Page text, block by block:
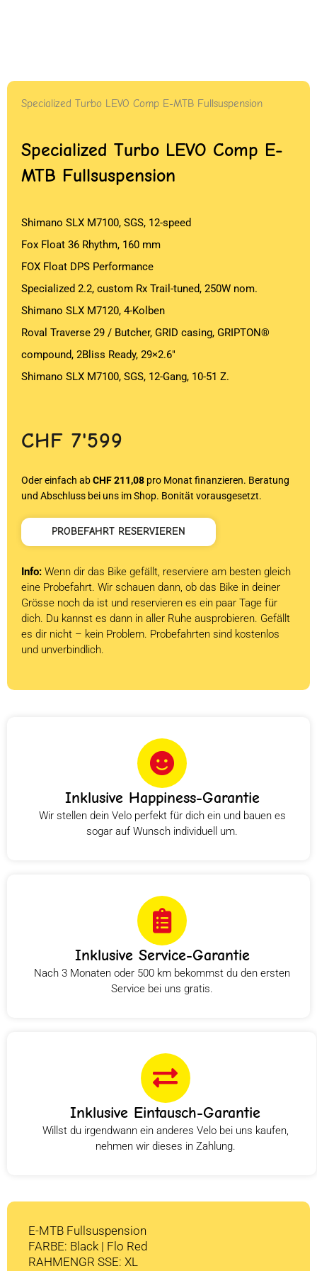
Specialized Turbo LEVO Comp E-MTB Fullsuspension
Specialized Turbo LEVO Comp E-
MTB Fullsuspension
Shimano SLX M7100, SGS, 12-speed
Fox Float 36 Rhythm, 160 mm
FOX Float DPS Performance
Specialized 2.2, custom Rx Trail-tuned, 250W nom.
Shimano SLX M7120, 4-Kolben
Roval Traverse 29 / Butcher, GRID casing, GRIPTON®
compound, 2Bliss Ready, 29×2.6″
Shimano SLX M7100, SGS, 12-Gang, 10-51 Z.
CHF 7'599
Oder einfach abCHF 211,08 pro Monat finanzieren. Beratung
und Abschluss bei uns im Shop. Bonität vorausgesetzt.
PROBEFAHRT RESERVIEREN
Info: Wenn dir das Bike gefällt, reserviere am besten gleich
eine Probefahrt. Wir schauen dann, ob das Bike in deiner
Grösse noch da ist und reservieren es ein paar Tage für
dich. Du kannst es dann in aller Ruhe ausprobieren. Gefällt
es dir nicht – kein Problem. Probefahrten sind kostenlos
und unverbindlich.
Inklusive Happiness-Garantie
Wir stellen dein Velo perfekt für dich ein und bauen es
sogar auf Wunsch individuell um.
Inklusive Service-Garantie
Nach 3 Monaten oder 500 km bekommst du den ersten
Service bei uns gratis.
Inklusive Eintausch-Garantie
Willst du irgendwann ein anderes Velo bei uns kaufen,
nehmen wir dieses in Zahlung.
E-MTB Fullsuspension
FARBE: Black | Flo Red
RAHMENGR SSE: XL